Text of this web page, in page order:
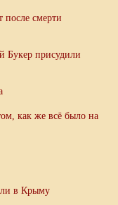
после смерти
Букер присудили
как же всё было на
в Крыму